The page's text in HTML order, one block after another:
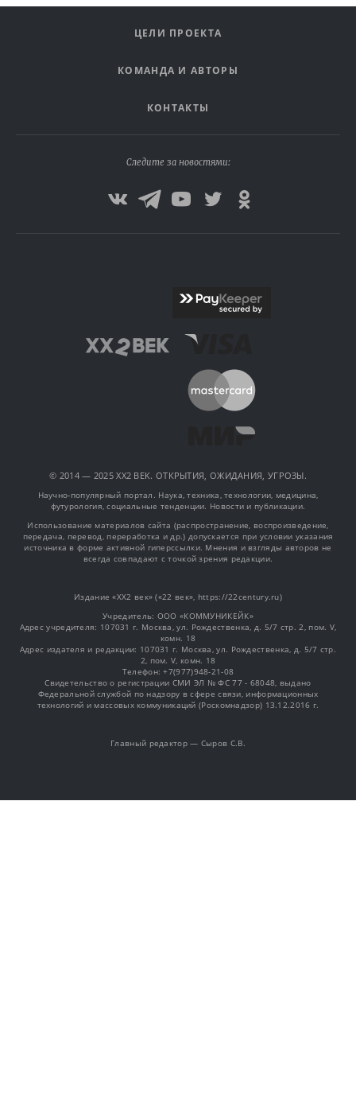
ЦЕЛИ ПРОЕКТА
КОМАНДА И АВТОРЫ
КОНТАКТЫ
Следите за новостями:
© 2014 — 2025 XX2 ВЕК. ОТКРЫТИЯ, ОЖИДАНИЯ, УГРОЗЫ.
Научно-популярный портал. Наука, техника, технологии, медицина,
футурология, социальные тенденции. Новости и публикации.
Использование материалов сайта (распространение, воспроизведение,
передача, перевод, переработка и др.) допускается при условии указания
источника в форме активной гиперссылки. Мнения и взгляды авторов не
всегда совпадают с точкой зрения редакции.
Издание «XX2 век» («22 век», https://22century.ru)
Учредитель: OOO «КОММУНИКЕЙК»
Адрес учредителя: 107031 г. Москва, ул. Рождественка, д. 5/7 стр. 2, пом. V,
комн. 18
Адрес издателя и редакции: 107031 г. Москва, ул. Рождественка, д. 5/7 стр.
2, пом. V, комн. 18
Телефон: +7(977)948-21-08
Свидетельство о регистрации СМИ ЭЛ № ФС 77 - 68048, выдано
Федеральной службой по надзору в сфере связи, информационных
технологий и массовых коммуникаций (Роскомнадзор) 13.12.2016 г.
Главный редактор — Сыров С.В.